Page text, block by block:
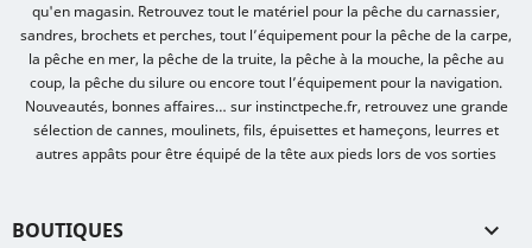
qu'en magasin. Retrouvez tout le matériel pour la pêche du carnassier,
sandres, brochets et perches, tout l’équipement pour la pêche de la carpe,
la pêche en mer, la pêche de la truite, la pêche à la mouche, la pêche au
coup, la pêche du silure ou encore tout l’équipement pour la navigation.
Nouveautés, bonnes affaires… sur instinctpeche.fr, retrouvez une grande
sélection de cannes, moulinets, fils, épuisettes et hameçons, leurres et
autres appâts pour être équipé de la tête aux pieds lors de vos sorties
BOUTIQUES 